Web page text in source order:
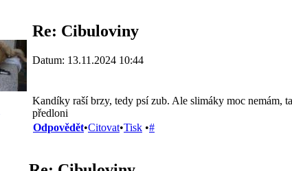
Re: Cibuloviny
Datum: 13.11.2024 10:44
Kandíky raší brzy, tedy psí zub. Ale slimáky moc nemám,
předloni
Odpovědět•Citovat•Tisk •#